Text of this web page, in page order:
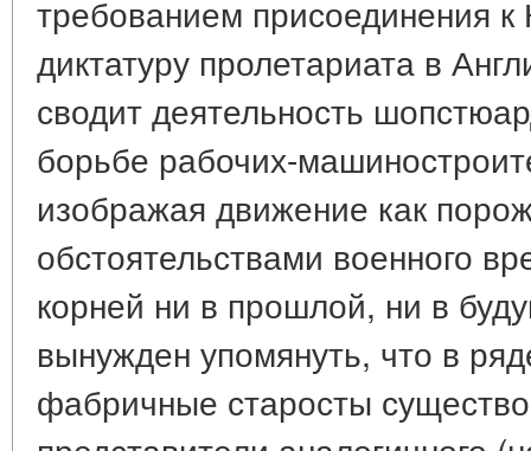
требованием присоединения к
диктатуру пролетариата в
сводит деятельность
борьбе рабочих-
изображая движение как
обстоятельствами военного
корней ни в прошлой, ни в
вынужден упомянуть, что в
фабричные старосты